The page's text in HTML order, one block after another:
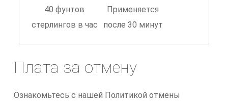
40 фунтов
стерлингов в час
Применяется
после 30 минут
Плата за отмену
Ознакомьтесь с нашей Политикой отмены